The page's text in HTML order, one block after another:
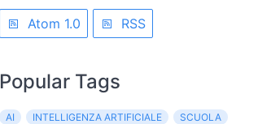
Atom 1.0 RSS
Popular Tags
AI INTELLIGENZA ARTIFICIALE
SCUOLA